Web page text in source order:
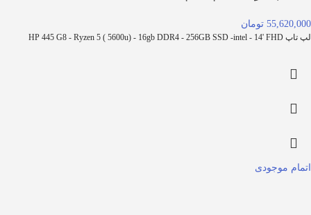
55,620,000 تومان
لپ تاپ HP 445 G8 - Ryzen 5 ( 5600u) - 16gb DDR4 - 256GB SSD -intel - 14' FHD
اتمام موجودی